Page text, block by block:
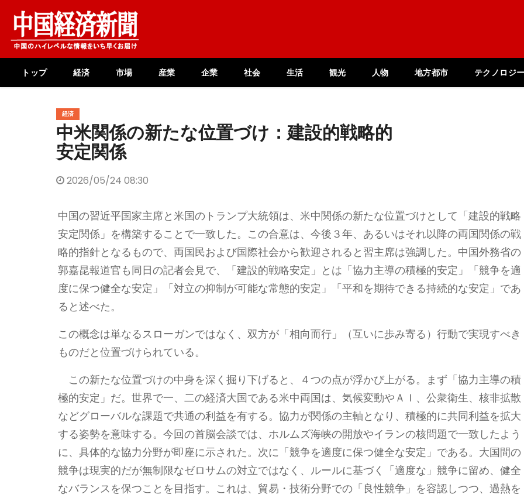
content
トップ 経済 市場 産業 企業 社会 生活 観光 人物 地方都市 テクノロジー
経済
中米関係の新たな位置づけ：建設的戦略的
安定関係
2026/05/24 08:30
中国の習近平国家主席と米国のトランプ大統領は、米中関係の新たな位置づけとして「建設的戦略
安定関係」を構築することで一致した。この合意は、今後３年、あるいはそれ以降の両国関係の戦
略的指針となるもので、両国民および国際社会から歓迎されると習主席は強調した。中国外務省の
郭嘉昆報道官も同日の記者会見で、「建設的戦略安定」とは「協力主導の積極的安定」「競争を適
度に保つ健全な安定」「対立の抑制が可能な常態的安定」「平和を期待できる持続的な安定」であ
ると述べた。
この概念は単なるスローガンではなく、双方が「相向而行」（互いに歩み寄る）行動で実現すべき
ものだと位置づけられている。
この新たな位置づけの中身を深く掘り下げると、４つの点が浮かび上がる。まず「協力主導の積
極的安定」だ。世界で一、二の経済大国である米中両国は、気候変動やＡＩ、公衆衛生、核非拡散
などグローバルな課題で共通の利益を有する。協力が関係の主軸となり、積極的に共同利益を拡大
する姿勢を意味する。今回の首脳会談では、ホルムズ海峡の開放やイランの核問題で一致したよう
に、具体的な協力分野が即座に示された。次に「競争を適度に保つ健全な安定」である。大国間の
競争は現実的だが無制限なゼロサムの対立ではなく、ルールに基づく「適度な」競争に留め、健全
なバランスを保つことを目指す。これは、貿易・技術分野での「良性競争」を容認しつつ、過熱を